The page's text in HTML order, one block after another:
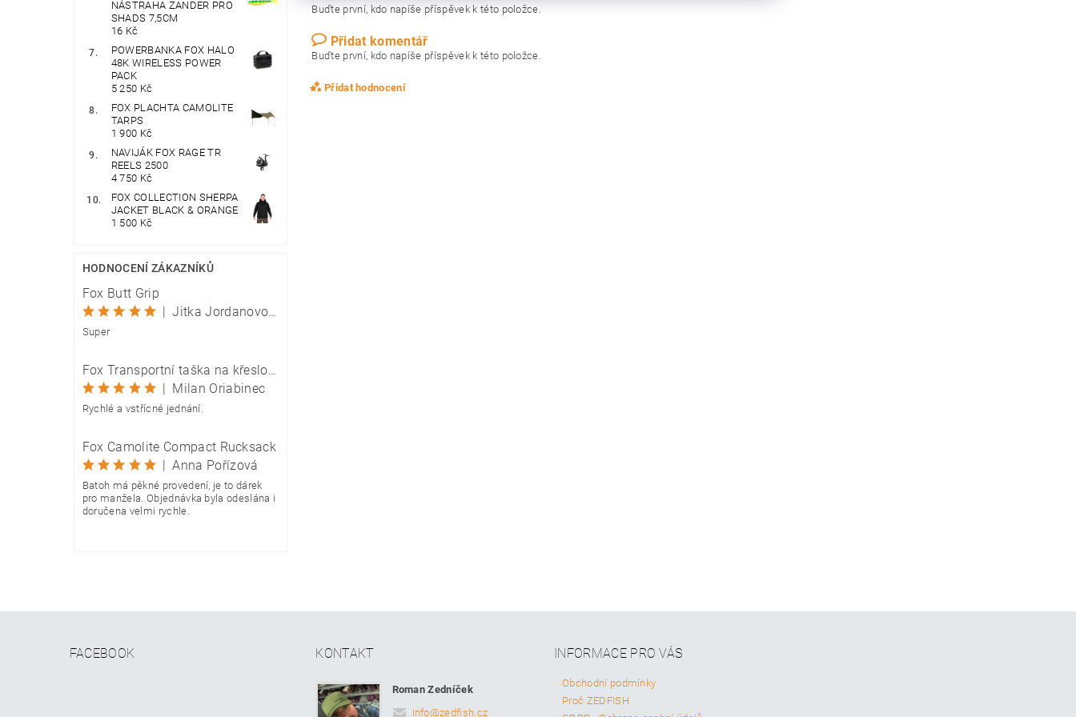
NÁSTRAHA ZANDER PRO
SHADS 7,5CM
16 Kč
POWERBANKA FOX HALO
48K WIRELESS POWER
PACK
5 250 Kč
FOX PLACHTA CAMOLITE
TARPS
1 900 Kč
NAVIJÁK FOX RAGE TR
REELS 2500
4 750 Kč
FOX COLLECTION SHERPA
JACKET BLACK & ORANGE
1 500 Kč
HODNOCENÍ ZÁKAZNÍKŮ
Fox Butt Grip
|
Jitka Jordanovová
Super
Fox Transportní taška na křeslo Camolite Chair Bag
| Milan Oriabinec
Rychlé a vstřícné jednání.
Fox Camolite Compact Rucksack
| Anna Pořízová
Batoh má pěkné provedení, je to dárek
pro manžela. Objednávka byla odeslána i
doručena velmi rychle.
Buďte první, kdo napíše příspěvek k této položce.
Přidat komentář
Buďte první, kdo napíše příspěvek k této položce.
Přidat hodnocení
FACEBOOK KONTAKT
Roman Zedníček
info@zedfish.cz
INFORMACE PRO VÁS
Obchodní podmínky
Proč ZEDFISH